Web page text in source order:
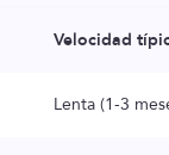
Velocidad
Lenta (1-3